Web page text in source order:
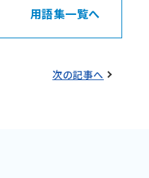
用語集一覧へ
次の記事へ